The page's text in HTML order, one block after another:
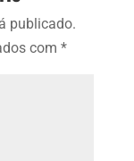
publicado.
com*